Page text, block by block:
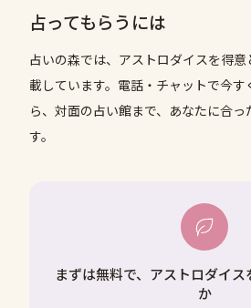
占ってもらうには
占いの森では、 アストロダイスを得意
載しています。電話・チャットで今
ら、対面の占い館まで、あなたに合っ
す。
まずは無料で、アストロダイ
か